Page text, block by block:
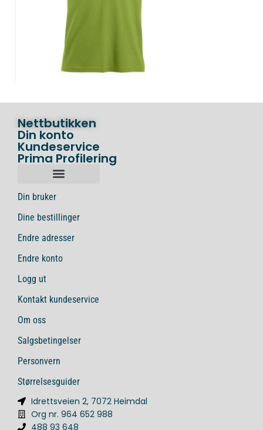
Nettbutikken
Din konto
Kundeservice
Prima Profilering
Din bruker
Dine bestillinger
Endre adresser
Endre konto
Logg ut
Kontakt kundeservice
Om oss
Salgsbetingelser
Personvern
Størrelsesguider
Idrettsveien 2, 7072 Heimdal
Org nr. 964 652 988
488 93 648